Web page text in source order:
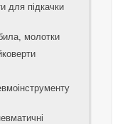
для підкачки
молотки